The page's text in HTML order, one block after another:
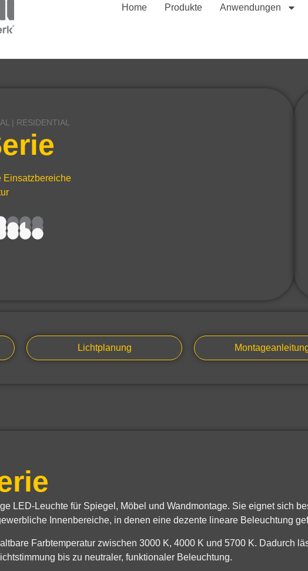
Home Produkte Anwendungen
| RESIDENTIAL
Einsatzbereiche
Lichtplanung
LED-Leuchte für Spiegel, Möbel und Wandmontage. Sie eignet sich
Innenbereiche, in denen eine dezente lineare Beleuchtung
Farbtemperatur zwischen 3000 K, 4000 K und 5700 K. Dadurch
bis zu neutraler, funktionaler Beleuchtung.